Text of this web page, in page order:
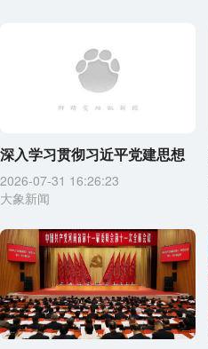
深入学习贯彻习近平党建思想
2026-07-31 16:26:23
大象新闻